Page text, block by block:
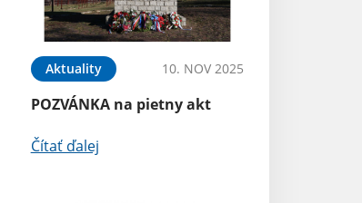
Aktuality 10. NOV 2025
POZVÁNKA na pietny akt
Čítať ďalej